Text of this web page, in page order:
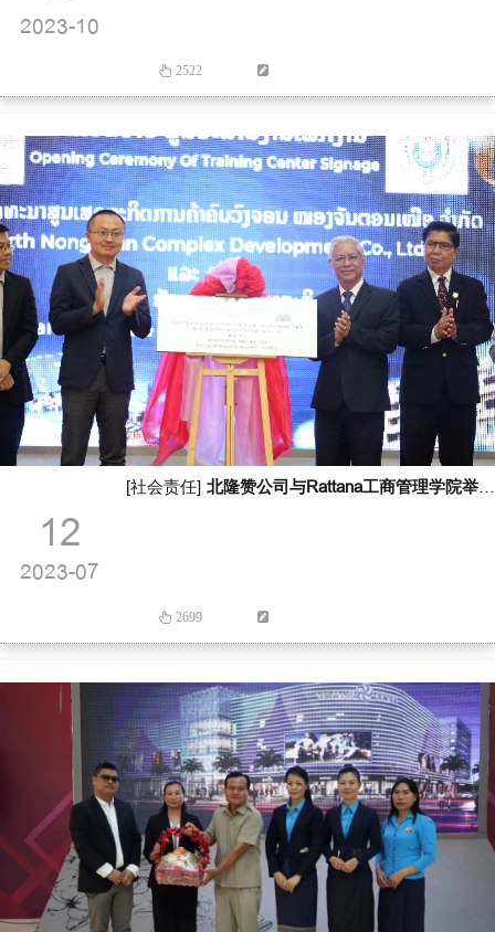
2023-10
2522
12
2023-07
[社会责任] 北隆赞公司与Rattana工商管理学院举行校企合作实训基地揭牌仪式
2699